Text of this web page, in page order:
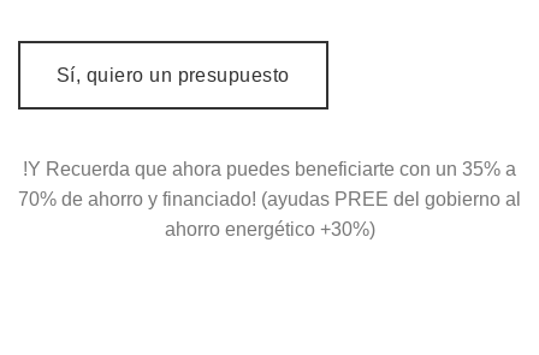
!Y Recuerda que ahora puedes beneficiarte con un 35% a
70% de ahorro y financiado! (ayudas PREE del gobierno al
ahorro energético +30%)